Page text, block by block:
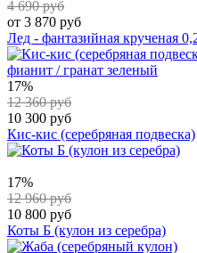
4 690 руб
от 3 870 руб
Лед - фантазийная крученая
фианит / гранат зеленый
17%
12 360 руб
10 300 руб
Кис-кис (серебряная подвеска)
17%
12 960 руб
10 800 руб
Коты Б (кулон из серебра)